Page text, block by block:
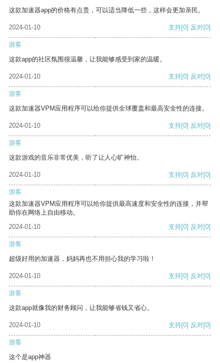
这款加速器app的价格有点贵，可以适当降低一些，这样会更加亲民。
2024-01-10 支持[0] 反对[0]
游客
这款app的社区氛围很温馨，让我能够感受到家的温暖。
2024-01-10 支持[0] 反对[0]
游客
这款加速器VPM应用程序可以给你提供全球覆盖和最高安全性的连接。
2024-01-10 支持[0] 反对[0]
游客
这款游戏的音乐非常优美，听了让人心旷神怡。
2024-01-10 支持[0] 反对[0]
游客
这款加速器VPM应用程序可以给你提供最高速度和安全性的连接，并帮
助你在网络上自由移动。
2024-01-10
支持[0] 反对[0]
游客
超级好用的加速器，妈妈再也不用担心我的学习啦！
2024-01-10 支持[0] 反对[0]
游客
这款app就像我的财务顾问，让我能够省钱又省心。
2024-01-10 支持[0] 反对[0]
游客
这个是app神器